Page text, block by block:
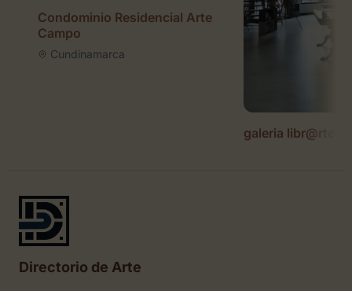
Condominio Residencial Arte
Campo
Cundinamarca
galeria libr@rte
Directorio de Arte